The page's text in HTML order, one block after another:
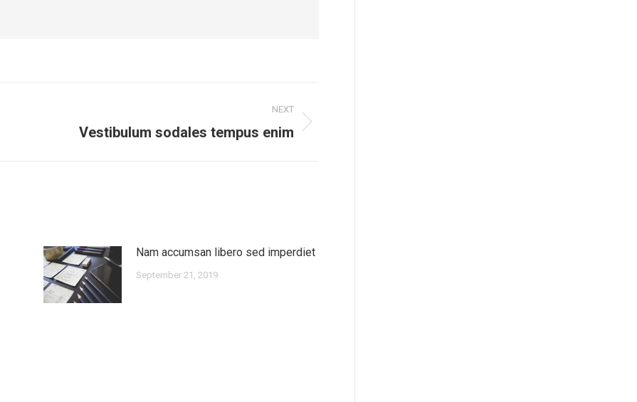
NEXT
Vestibulum sodales tempus enim
Nam accumsan libero sed imperdiet
September 21, 2019